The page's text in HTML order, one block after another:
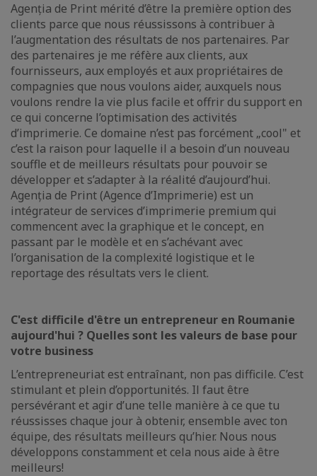
Agenția de Print mérité d’être la première option des
clients parce que nous réussissons à contribuer à
l’augmentation des résultats de nos partenaires. Par
des partenaires je me réfère aux clients, aux
fournisseurs, aux employés et aux propriétaires de
compagnies que nous voulons aider, auxquels nous
voulons rendre la vie plus facile et offrir du support en
ce qui concerne l’optimisation des activités
d’imprimerie. Ce domaine n’est pas forcément „cool" et
c’est la raison pour laquelle il a besoin d’un nouveau
souffle et de meilleurs résultats pour pouvoir se
développer et s’adapter à la réalité d’aujourd’hui.
Agenția de Print (Agence d’Imprimerie) est un
intégrateur de services d’imprimerie premium qui
commencent avec la graphique et le concept, en
passant par le modèle et en s’achévant avec
l’organisation de la complexité logistique et le
reportage des résultats vers le client.
C'est difficile d'être un entrepreneur en Roumanie
aujourd'hui ? Quelles sont les valeurs de base pour
votre business
L’entrepreneuriat est entraînant, non pas difficile. C’est
stimulant et plein d’opportunités. Il faut être
persévérant et agir d’une telle manière à ce que tu
réussisses chaque jour à obtenir, ensemble avec ton
équipe, des résultats meilleurs qu’hier. Nous nous
développons constamment et cela nous aide à être
meilleurs!